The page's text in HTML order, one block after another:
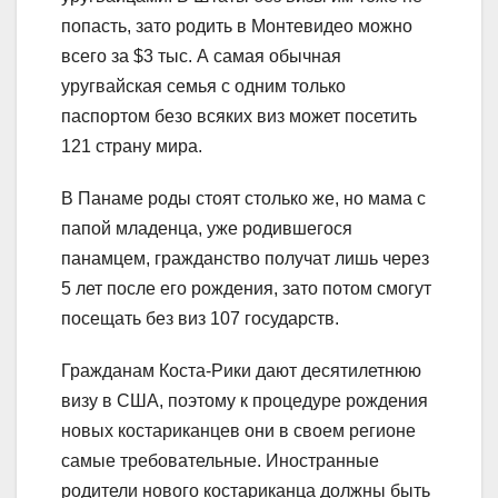
попасть, зато родить в Монтевидео можно
всего за $3 тыс. А самая обычная
уругвайская семья с одним только
паспортом безо всяких виз может посетить
121 страну мира.
В Панаме роды стоят столько же, но мама с
папой младенца, уже родившегося
панамцем, гражданство получат лишь через
5 лет после его рождения, зато потом смогут
посещать без виз 107 государств.
Гражданам Коста-Рики дают десятилетнюю
визу в США, поэтому к процедуре рождения
новых костариканцев они в своем регионе
самые требовательные. Иностранные
родители нового костариканца должны быть